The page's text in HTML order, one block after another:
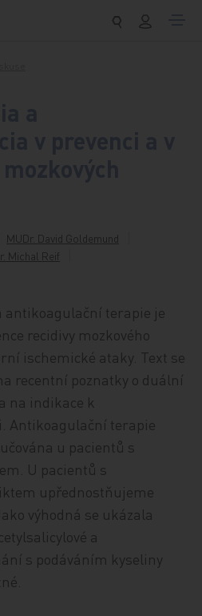
MUDr. David Goldemund
Michal Reif
antikoagulační terapie je
recidivy mozkového
ischemické ataky. Text se
recentní poznatky o duální
na indikace k
Antikoagulační terapie
u pacientů s
U pacientů s
upřednostňujeme
výhodná se ukázala
a
s podáváním kyseliny